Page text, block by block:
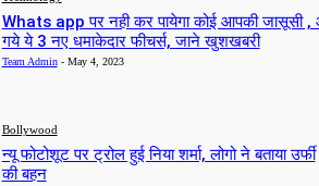
Whats app पर नही कर पायेगा कोई आपकी जासूसी
गये ये 3 नए धमाकेदार फीचर्स, जाने खुशखबरी
Team Admin - May 4, 2023
Bollywood
न्यू फोटोशूट पर ट्रोल हुई निया शर्मा, लोगो ने बताया उर्फी
की बहन